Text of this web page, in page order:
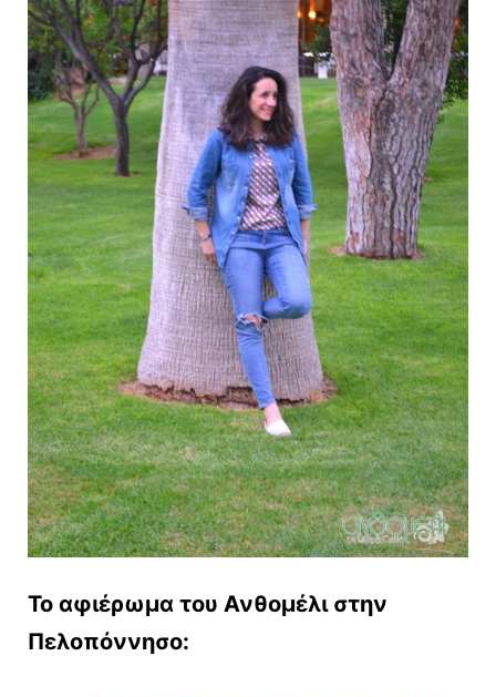
Το αφιέρωμα του Ανθομέλι στην
Πελοπόννησο: